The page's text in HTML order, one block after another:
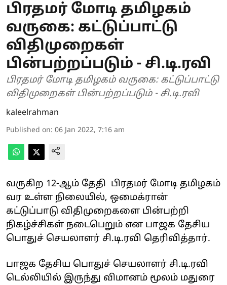
பிரதமர் மோடி தமிழகம்
வருகை: கட்டுப்பாட்டு
விதிமுறைகள்
பின்பற்றப்படும் - சி.டி.ரவி
பிரதமர் மோடி தமிழகம் வருகை: கட்டுப்பாட்டு
விதிமுறைகள் பின்பற்றப்படும் - சி.டி.ரவி
kaleelrahman
Published on: 06 Jan 2022, 7:16 am
வருகிற 12-ஆம் தேதி பிரதமர் மோடி தமிழகம்
வர உள்ள நிலையில், ஒமைக்ரான்
கட்டுப்பாடு விதிமுறைகளை பின்பற்றி
நிகழ்ச்சிகள் நடைபெறும் என பாஜக தேசிய
பொதுச் செயலாளர் சி.டி.ரவி தெரிவித்தார்.
பாஜக தேசிய பொதுச் செயலாளர் சி.டி.ரவி
டெல்லியில் இருந்து விமானம் மூலம் மதுரை